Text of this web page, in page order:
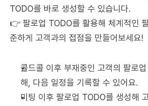
TODO를 바로 생성할 수 있습니다.
👉 팔로업 TODO를 활용해 체계적인
준하게 고객과의 접점을 만들어보세요!
콜드콜 이후 부재중인 고객의 팔로
해, 다음 일정을 기록할 수 있어요.
미팅 이후 팔로업 TODO를 생성해